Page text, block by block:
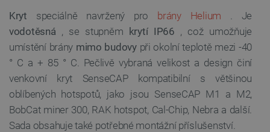
Kryt speciálně navržený pro brány Helium . Je
vodotěsná , se stupněm krytí IP66 , což umožňuje
umístění brány mimo budovypři okolní teplotě mezi -40
° C a + 85 ° C. Pečlivě vybraná velikost a design činí
venkovní kryt SenseCAP kompatibilní s většinou
oblíbených hotspotů, jako jsou SenseCAP M1 a M2,
BobCat miner 300, RAK hotspot, Cal-Chip, Nebra a další.
Sada obsahuje také potřebné montážní příslušenství.